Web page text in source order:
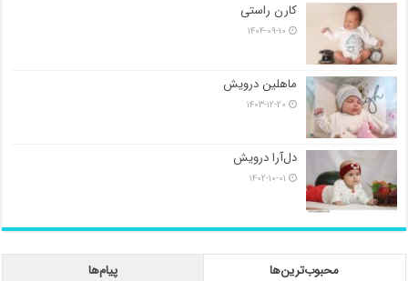
کارن راستی
۱۴۰۴-۰۹-۱۰
ماهلین درویش
۱۴۰۳-۱۲-۲۰
دل‌آرا درویش
۱۴۰۲-۱۰-۰۱
محبوب‌ترین‌ها پیام‌ها